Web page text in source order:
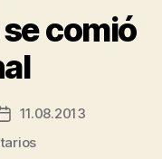
comió
Fecha11.08.2013
en